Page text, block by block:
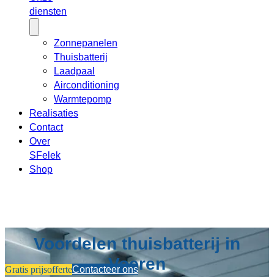
diensten
Zonnepanelen
Thuisbatterij
Laadpaal
Airconditioning
Warmtepomp
Realisaties
Contact
Over
SFelek
Shop
Voordelen thuisbatterij in
Voeren
Gratis prijsofferteContacteer ons